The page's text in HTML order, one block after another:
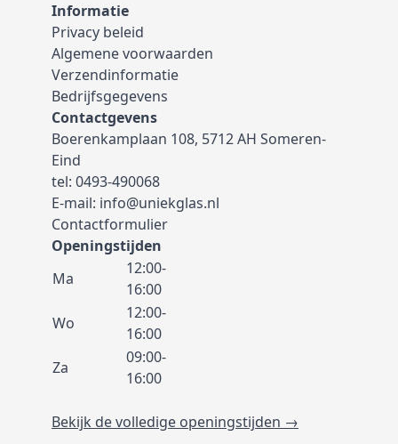
Informatie
Privacy beleid
Algemene voorwaarden
Verzendinformatie
Bedrijfsgegevens
Contactgevens
Boerenkamplaan 108, 5712 AH Someren-
Eind
tel: 0493-490068
E-mail: info@uniekglas.nl
Contactformulier
Openingstijden
Ma
12:00-
16:00
Wo
12:00-
16:00
Za
09:00-
16:00
Bekijk de volledige openingstijden →